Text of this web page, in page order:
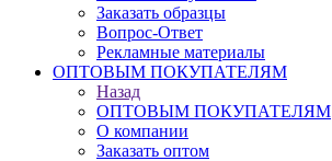
Заказать образцы
Вопрос-Ответ
Рекламные материалы
ОПТОВЫМ ПОКУПАТЕЛЯМ
Назад
ОПТОВЫМ ПОКУПАТЕЛЯМ
О компании
Заказать оптом